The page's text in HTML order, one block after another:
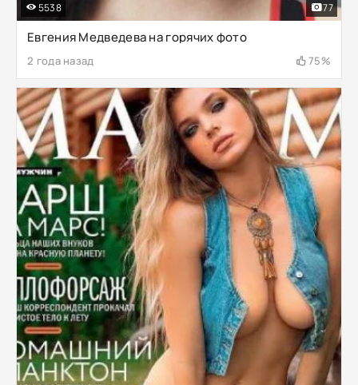
Евгения Медведева на горячих фото
2 года назад 75%
5538 77